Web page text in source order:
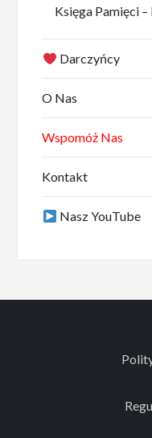
Księga Pamięci
Darczyńcy
O Nas
Wspomóż Nas
Kontakt
Nasz YouTube